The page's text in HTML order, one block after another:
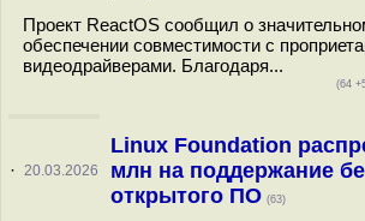
Проект ReactOS сообщил о
обеспечении совместимости с
видеодрайверами. Благодаря...
(64
· 20.03.2026
Linux Foundation
млн на поддержание
открытого ПО (63)